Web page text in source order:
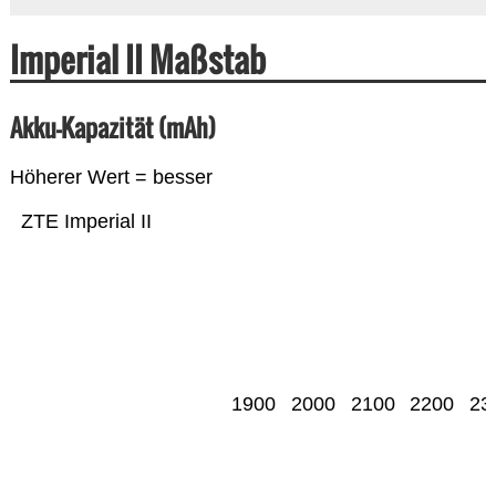
Imperial II Maßstab
Akku-Kapazität (mAh)
Höherer Wert = besser
ZTE Imperial II
1900 2000 2100 2200